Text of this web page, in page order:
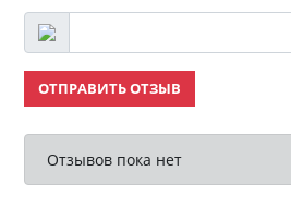
ОТПРАВИТЬ ОТЗЫВ
Отзывов пока нет